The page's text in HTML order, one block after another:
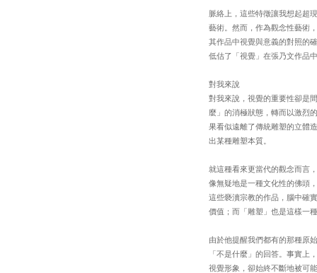
脈絡上，這些特徵讓我想起超
藝術。然而，作為觀念性藝術
其作品中視覺與意義的對照的
低估了「視覺」在張乃文作品
對我來說
對我來說，視覺的重要性卻是
麼」的消極狀態，轉而以激烈
果看似遠離了傳統雕塑的立體
出某種雕塑本質。
就這種看來更當代的觀念而言
像無疑地是一種文化性的佛頭
這些褻瀆宗教的作品，腦中確
價值；而「雕塑」也是這樣一
由於他提醒我們都有的那種原
「不是什麼」的回答。事實上
視覺形象，卻始終不斷地被可